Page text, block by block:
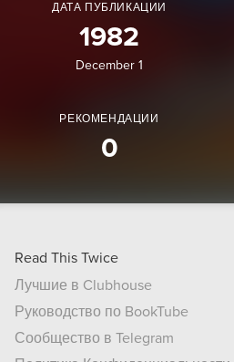
ДАТА ПУБЛИКАЦИИ
1982
December 1
РЕКОМЕНДАЦИИ
0
Read This Twice
Лучшие в Clubhouse
Руководство по BookTube
Сообщество в Telegram